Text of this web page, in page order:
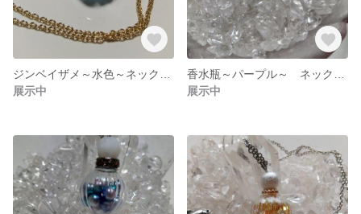
展示中
展示中